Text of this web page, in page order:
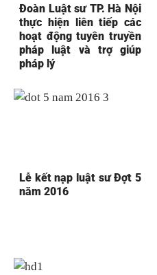
Đoàn Luật sư TP. Hà Nội
thực hiện liên tiếp các
hoạt động tuyên truyền
pháp luật và trợ giúp
pháp lý
Lễ kết nạp luật sư Đợt 5
năm 2016